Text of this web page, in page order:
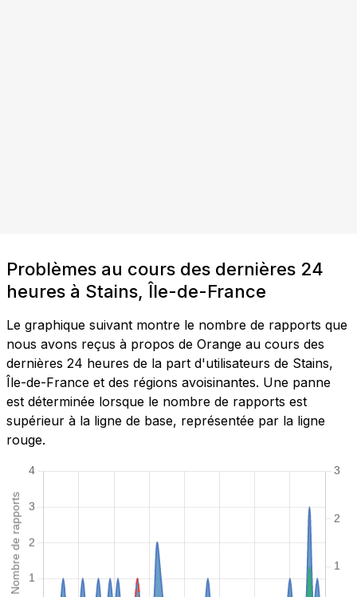
Problèmes au cours des dernières 24
heures à Stains, Île-de-France
Le graphique suivant montre le nombre de rapports que
nous avons reçus à propos de Orange au cours des
dernières 24 heures de la part d'utilisateurs de Stains,
Île-de-France et des régions avoisinantes. Une panne
est déterminée lorsque le nombre de rapports est
supérieur à la ligne de base, représentée par la ligne
rouge.